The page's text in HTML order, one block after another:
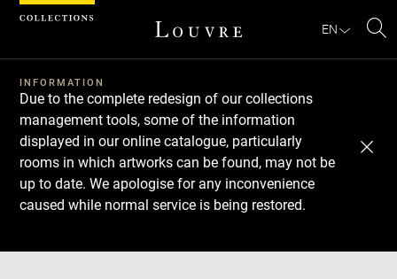
EN
INFORMATION
Due to the complete redesign of our collections
management tools, some of the information
displayed in our online catalogue, particularly
rooms in which artworks can be found, may not be
up to date. We apologise for any inconvenience
caused while normal service is being restored.
Download
Next
Previous
Cookies management panel